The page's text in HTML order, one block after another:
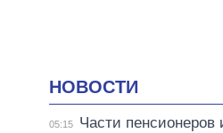
НОВОСТИ
05:15
Части пенсионеров